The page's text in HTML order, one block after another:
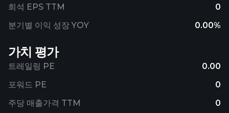
희석 EPS TTM
0
분기별 이익 성장 YOY
0.00%
가치 평가
트레일링 PE
0.00
포워드 PE
0
주당 매출가격 TTM
0